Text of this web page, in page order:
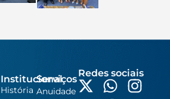
Institucional
História
Serviços
Anuidade
Redes sociais